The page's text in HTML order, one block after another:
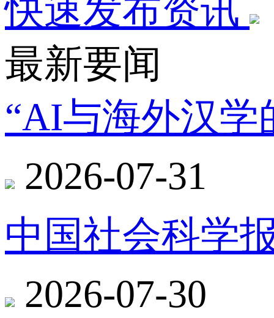
快速发布资讯
最新要闻
“AI与海外汉学
2026-07-31
中国社会科学
2026-07-30